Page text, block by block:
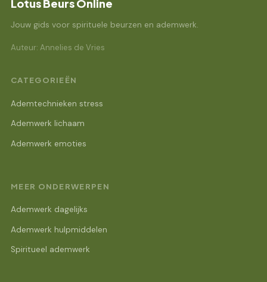
Lotus Beurs Online
Jouw gids voor spirituele beurzen en ademwerk.
Auteur: Annelies de Vries
CATEGORIEËN
Ademtechnieken stress
Ademwerk lichaam
Ademwerk emoties
MEER ONDERWERPEN
Ademwerk dagelijks
Ademwerk hulpmiddelen
Spiritueel ademwerk